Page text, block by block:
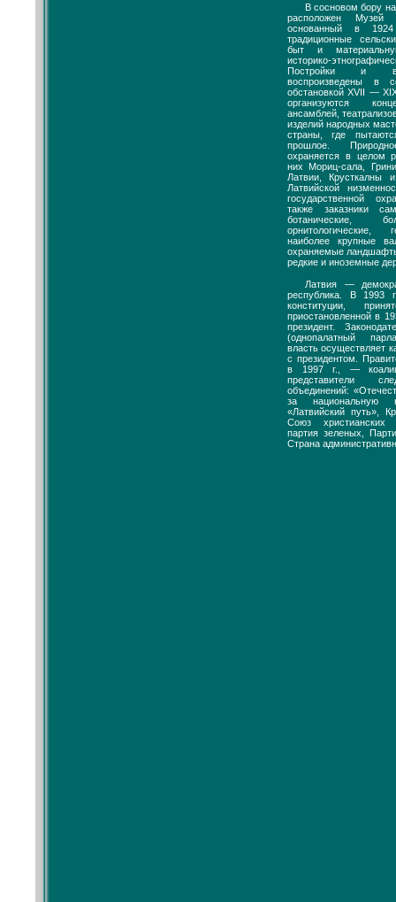
В сосновом бору
расположен
основанный в
традиционные
быт и
историко-
Постройки и
воспроизведены в
обстановкой XVII —
организуются
ансамблей,
изделий народных
страны, где
прошлое.
охраняется в целом
них Мориц-сала,
Латвии,
Латвийской
государственной
также заказники
ботанические,
орнитологические,
наиболее крупные
охраняемые
редкие и иноземные
Латвия —
республика. В 1993
конституции,
приостановленной в
президент.
(однопалатный
власть осуществляет
с президентом.
в 1997 г., —
представители
объединений:
за национальную
«Латвийский путь»,
Союз христианских
партия зеленых,
Страна